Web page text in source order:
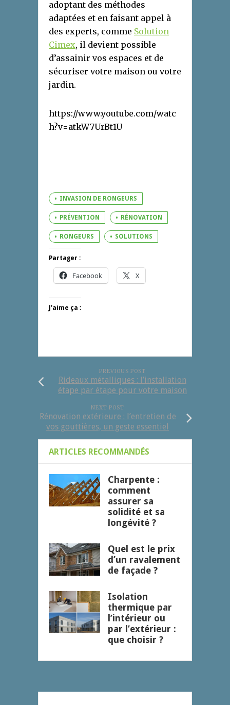
adoptant des méthodes
adaptées et en faisant appel à
des experts, comme Solution
Cimex, il devient possible
d’assainir vos espaces et de
sécuriser votre maison ou votre
jardin.
https://www.youtube.com/watc
h?v=atkW7UrBt1U
INVASION DE RONGEURS
PRÉVENTION RÉNOVATION
RONGEURS SOLUTIONS
Partager :
Facebook X
J’aime ça :
PREVIOUS POST
Rideaux métalliques : l’installation
étape par étape pour votre maison
NEXT POST
Rénovation extérieure : l’entretien de
vos gouttières, un geste essentiel
ARTICLES RECOMMANDÉS
Charpente :
comment
assurer sa
solidité et sa
longévité ?
Quel est le prix
d’un ravalement
de façade ?
Isolation
thermique par
l’intérieur ou
par l’extérieur :
que choisir ?